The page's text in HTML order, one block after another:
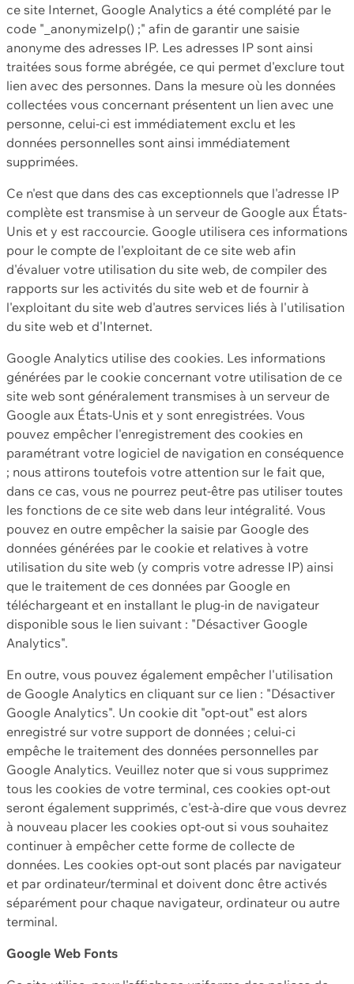
ce site Internet, Google Analytics a été complété par le
code "_anonymizeIp() ;" afin de garantir une saisie
anonyme des adresses IP. Les adresses IP sont ainsi
traitées sous forme abrégée, ce qui permet d'exclure tout
lien avec des personnes. Dans la mesure où les données
collectées vous concernant présentent un lien avec une
personne, celui-ci est immédiatement exclu et les
données personnelles sont ainsi immédiatement
supprimées.
Ce n'est que dans des cas exceptionnels que l'adresse IP
complète est transmise à un serveur de Google aux États-
Unis et y est raccourcie. Google utilisera ces informations
pour le compte de l'exploitant de ce site web afin
d'évaluer votre utilisation du site web, de compiler des
rapports sur les activités du site web et de fournir à
l'exploitant du site web d'autres services liés à l'utilisation
du site web et d'Internet.
Google Analytics utilise des cookies. Les informations
générées par le cookie concernant votre utilisation de ce
site web sont généralement transmises à un serveur de
Google aux États-Unis et y sont enregistrées. Vous
pouvez empêcher l'enregistrement des cookies en
paramétrant votre logiciel de navigation en conséquence
; nous attirons toutefois votre attention sur le fait que,
dans ce cas, vous ne pourrez peut-être pas utiliser toutes
les fonctions de ce site web dans leur intégralité. Vous
pouvez en outre empêcher la saisie par Google des
données générées par le cookie et relatives à votre
utilisation du site web (y compris votre adresse IP) ainsi
que le traitement de ces données par Google en
téléchargeant et en installant le plug-in de navigateur
disponible sous le lien suivant : "Désactiver Google
Analytics".
En outre, vous pouvez également empêcher l'utilisation
de Google Analytics en cliquant sur ce lien : "Désactiver
Google Analytics". Un cookie dit "opt-out" est alors
enregistré sur votre support de données ; celui-ci
empêche le traitement des données personnelles par
Google Analytics. Veuillez noter que si vous supprimez
tous les cookies de votre terminal, ces cookies opt-out
seront également supprimés, c'est-à-dire que vous devrez
à nouveau placer les cookies opt-out si vous souhaitez
continuer à empêcher cette forme de collecte de
données. Les cookies opt-out sont placés par navigateur
et par ordinateur/terminal et doivent donc être activés
séparément pour chaque navigateur, ordinateur ou autre
terminal.
Google Web Fonts